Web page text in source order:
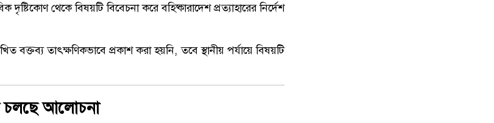
থেকে বিষয়টি বিবেচনা করে বহিষ্কারাদেশ প্রত্যাহারের নির্দেশ
বক্তব্য তাৎক্ষণিকভাবে প্রকাশ করা হয়নি, তবে স্থানীয় পর্যায়ে বিষয়টি
চলছে আলোচনা